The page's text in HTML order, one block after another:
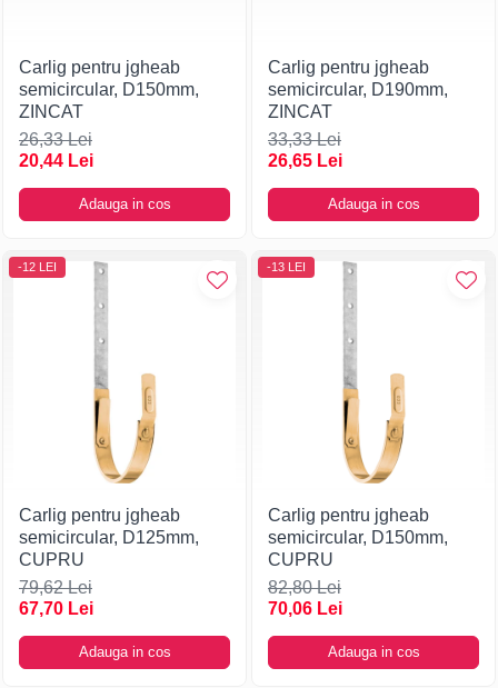
Carlig pentru jgheab
semicircular, D150mm,
ZINCAT
26,33 Lei
20,44 Lei
Adauga in cos
Carlig pentru jgheab
semicircular, D190mm,
ZINCAT
33,33 Lei
26,65 Lei
Adauga in cos
-12 LEI
Carlig pentru jgheab
semicircular, D125mm,
CUPRU
79,62 Lei
67,70 Lei
Adauga in cos
-13 LEI
Carlig pentru jgheab
semicircular, D150mm,
CUPRU
82,80 Lei
70,06 Lei
Adauga in cos